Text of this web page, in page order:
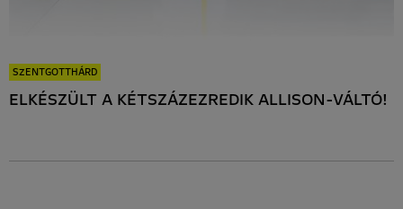
SZENTGOTTHÁRD
ELKÉSZÜLT A KÉTSZÁZEZREDIK ALLISON-VÁLTÓ!